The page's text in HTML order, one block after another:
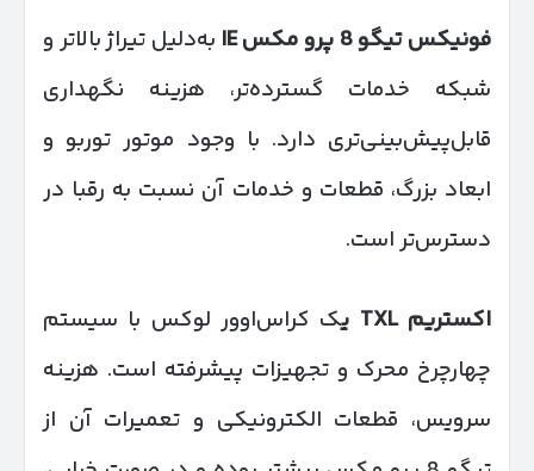
فونیکس تیگو 8 پرو مکس IE
به‌دلیل تیراژ بالاتر و
شبکه خدمات گسترده‌تر، هزینه نگهداری
قابل‌پیش‌بینی‌تری دارد. با وجود موتور توربو و
ابعاد بزرگ، قطعات و خدمات آن نسبت به رقبا در
دسترس‌تر است.
اکستریم TXL یک کراس‌اوور لوکس با سیستم
چهارچرخ محرک و تجهیزات پیشرفته است. هزینه
سرویس، قطعات الکترونیکی و تعمیرات آن از